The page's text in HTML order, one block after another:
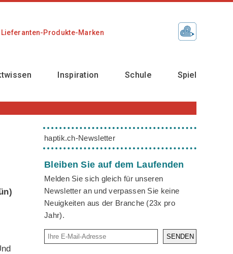
Lieferanten-Produkte-Marken
Inspiration Schule Spiel
haptik.ch-Newsletter
Bleiben Sie auf dem Laufenden
Melden Sie sich gleich für unseren
Newsletter an und verpassen Sie keine
Neuigkeiten aus der Branche (23x pro
Jahr).
SENDEN